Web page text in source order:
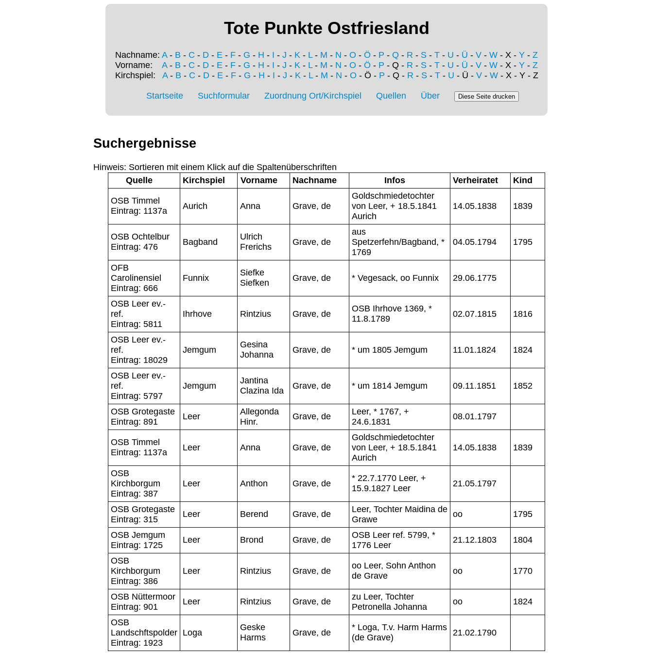
Tote Punkte Ostfriesland
Nachname: A- B - C - D - E - F - G - H - I - J - K - L- M - N - O - Ö - P - Q - R - S - T - U - Ü - V - W - X - Y - Z
Vorname: A- B - C - D - E - F - G - H - I - J - K - L- M - N - O - Ö - P - Q - R - S - T - U - Ü - V - W - X - Y - Z
Kirchspiel: A- B - C - D- E- F- G - H - I - J - K- L- M - N - O - Ö - P - Q - R - S- T- U - Ü - V- W- X - Y - Z
Startseite Suchformular Zuordnung Ort/Kirchspiel Quellen Über
Suchergebnisse
Hinweis: Sortieren mit einem Klick auf die Spaltenüberschriften
Quelle
Kirchspiel Vorname Nachname Infos Verheiratet Kind
OSB Timmel
Eintrag: 1137a
Aurich Anna Grave, de
Goldschmiedetochter
von Leer, + 18.5.1841
Aurich
14.05.1838 1839
OSB Ochtelbur
Eintrag: 476
Bagband
Ulrich
Frerichs
Grave, de
aus
Spetzerfehn/Bagband, *
1769
04.05.1794 1795
OFB
Carolinensiel
Eintrag: 666
Funnix
Siefke
Siefken
Grave, de * Vegesack, oo Funnix 29.06.1775
OSB Leer ev.-
ref.
Eintrag: 5811
Ihrhove Rintzius Grave, de
OSB Ihrhove 1369, *
11.8.1789
02.07.1815 1816
OSB Leer ev.-
ref.
Eintrag: 18029
Jemgum
Gesina
Johanna
Grave, de * um 1805 Jemgum 11.01.1824 1824
OSB Leer ev.-
ref.
Eintrag: 5797
Jemgum
Jantina
Clazina Ida
Grave, de * um 1814 Jemgum 09.11.1851 1852
OSB Grotegaste
Eintrag: 891
Leer
Allegonda
Hinr.
Grave, de
Leer, * 1767, +
24.6.1831
08.01.1797
OSB Timmel
Eintrag: 1137a
Leer Anna Grave, de
Goldschmiedetochter
von Leer, + 18.5.1841
Aurich
14.05.1838 1839
OSB
Kirchborgum
Eintrag: 387
Leer Anthon Grave, de
* 22.7.1770 Leer, +
15.9.1827 Leer
21.05.1797
OSB Grotegaste
Eintrag: 315
Leer Berend Grave, de
Leer, Tochter Maidina de
Grawe
oo 1795
OSB Jemgum
Eintrag: 1725
Leer Brond Grave, de
OSB Leer ref. 5799, *
1776 Leer
21.12.1803 1804
OSB
Kirchborgum
Eintrag: 386
Leer Rintzius Grave, de
oo Leer, Sohn Anthon
de Grave
oo 1770
OSB Nüttermoor
Eintrag: 901
Leer Rintzius Grave, de
zu Leer, Tochter
Petronella Johanna
oo 1824
OSB
Landschftspolder
Eintrag: 1923
Loga
Geske
Harms
Grave, de
* Loga, T.v. Harm Harms
(de Grave)
21.02.1790